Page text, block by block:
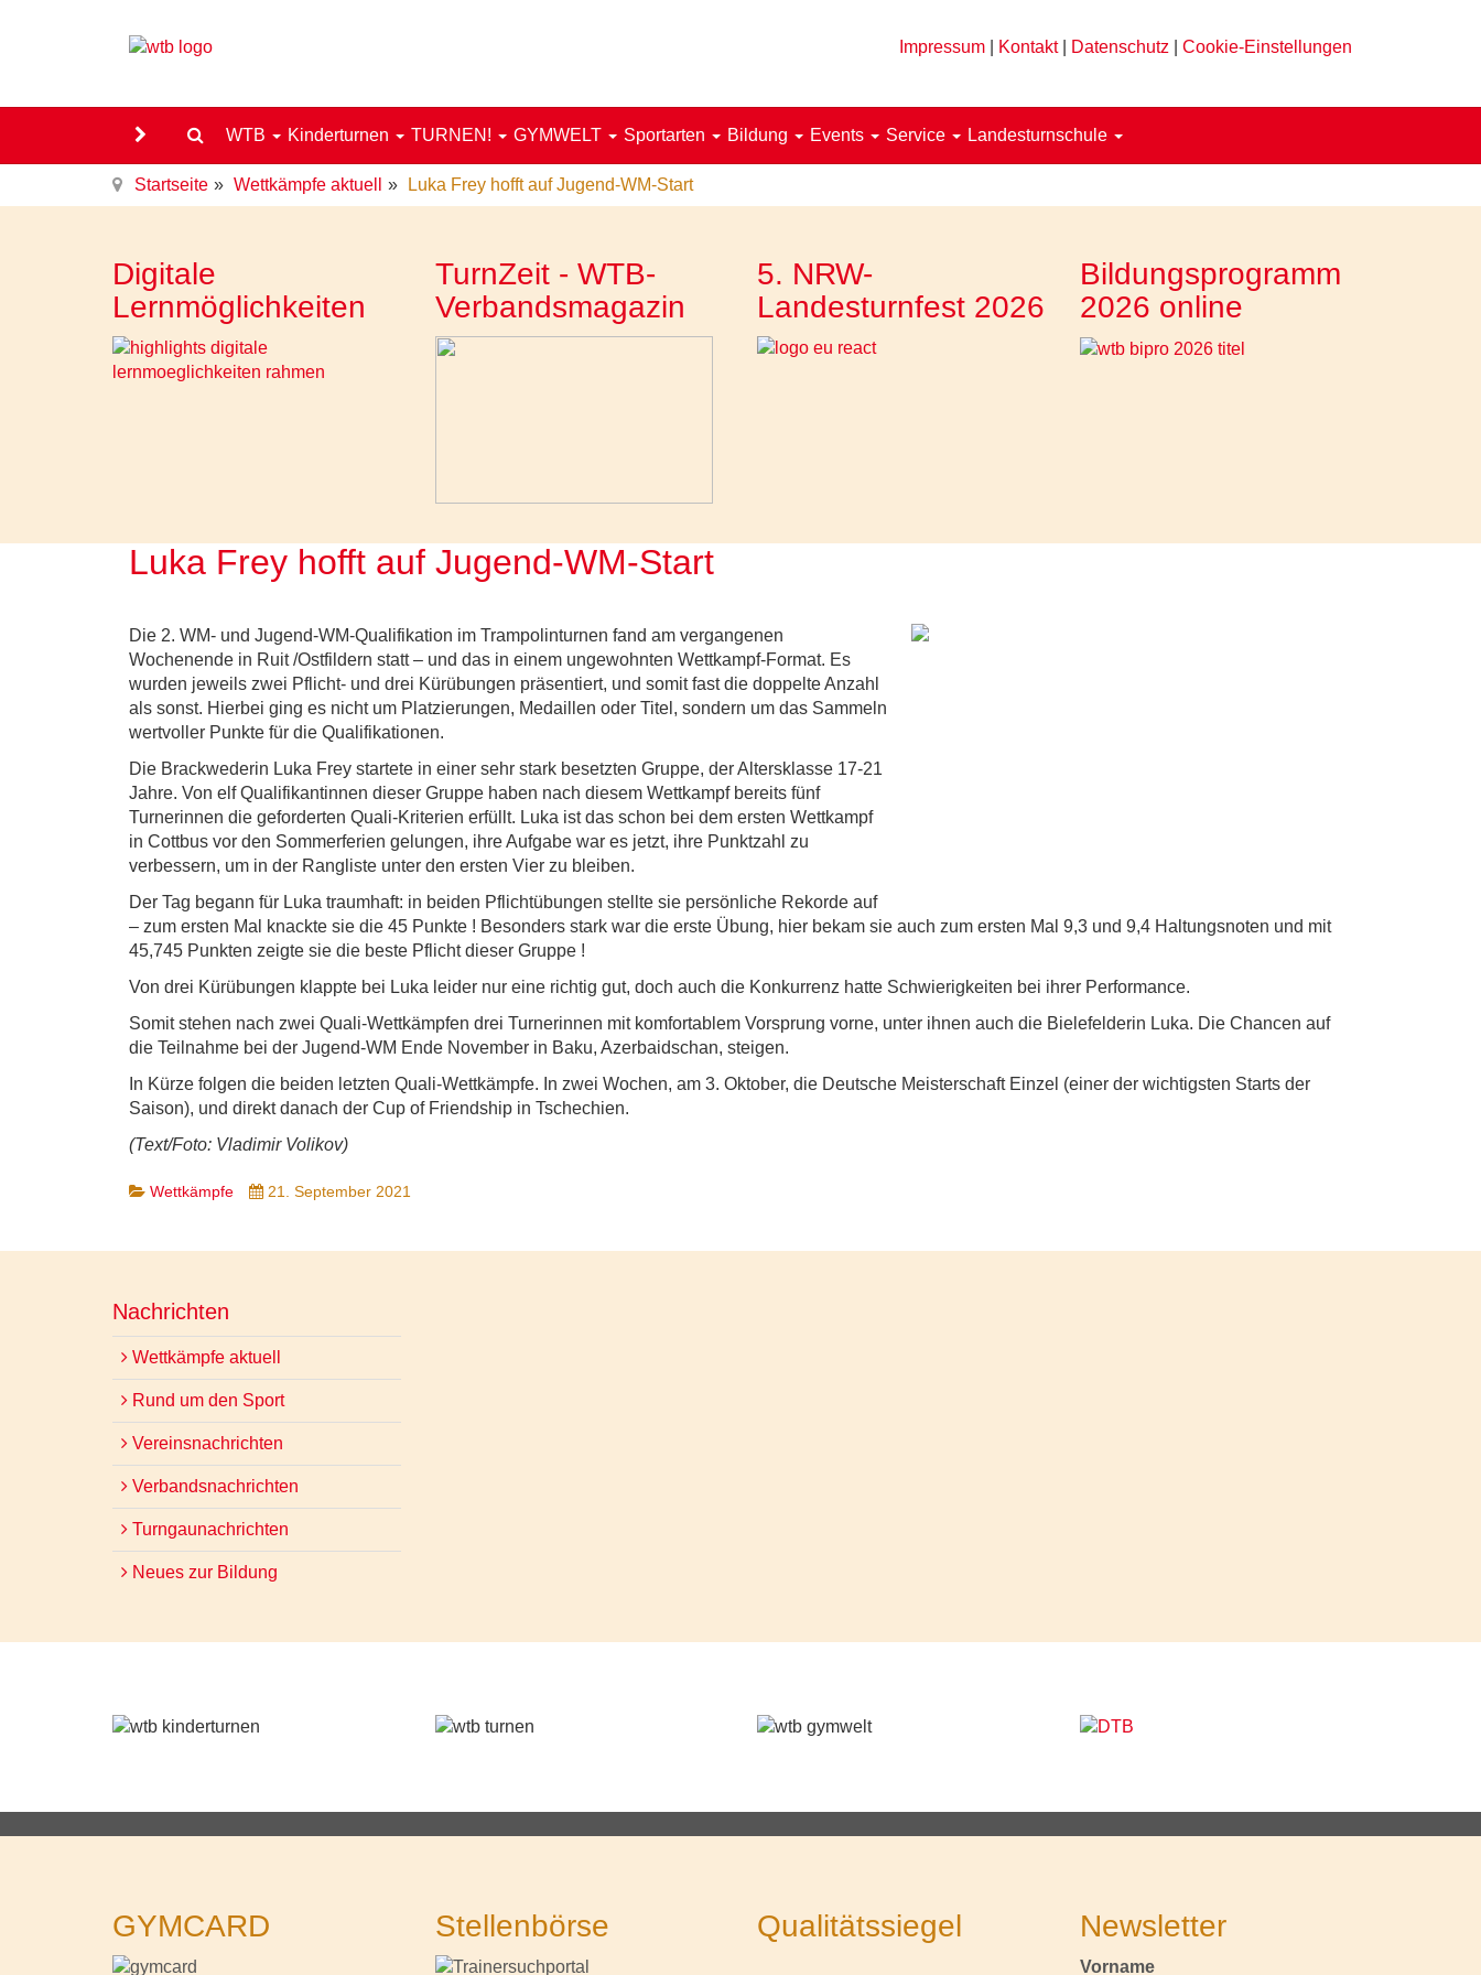
Impressum Kontakt| Datenschutz Cookie-Einstellungen
WTB Kinderturnen TURNEN! GYMWELT Sportarten Bildung Events Service Landesturnschule
Startseite Wettkämpfe aktuell Luka Frey hofft auf Jugend-WM-Start
Digitale
Lernmöglichkeiten
TurnZeit - WTB-
Verbandsmagazin
5. NRW-
Landesturnfest 2026
Bildungsprogramm
2026 online
Luka Frey hofft auf Jugend-WM-Start
Die 2. WM- und Jugend-WM-Qualifikation im Trampolinturnen fand am vergangenen
Wochenende in Ruit /Ostfildern statt – und das in einem ungewohnten Wettkampf-Format. Es
wurden jeweils zwei Pflicht- und drei Kürübungen präsentiert, und somit fast die doppelte Anzahl
als sonst. Hierbei ging es nicht um Platzierungen, Medaillen oder Titel, sondern um das Sammeln
wertvoller Punkte für die Qualifikationen.
Die Brackwederin Luka Frey startete in einer sehr stark besetzten Gruppe, der Altersklasse 17-21
Jahre. Von elf Qualifikantinnen dieser Gruppe haben nach diesem Wettkampf bereits fünf
Turnerinnen die geforderten Quali-Kriterien erfüllt. Luka ist das schon bei dem ersten Wettkampf
in Cottbus vor den Sommerferien gelungen, ihre Aufgabe war es jetzt, ihre Punktzahl zu
verbessern, um in der Rangliste unter den ersten Vier zu bleiben.
Der Tag begann für Luka traumhaft: in beiden Pflichtübungen stellte sie persönliche Rekorde auf
– zum ersten Mal knackte sie die 45 Punkte ! Besonders stark war die erste Übung, hier bekam sie auch zum ersten Mal 9,3 und 9,4 Haltungsnoten und mit
45,745 Punkten zeigte sie die beste Pflicht dieser Gruppe !
Von drei Kürübungen klappte bei Luka leider nur eine richtig gut, doch auch die Konkurrenz hatte Schwierigkeiten bei ihrer Performance.
Somit stehen nach zwei Quali-Wettkämpfen drei Turnerinnen mit komfortablem Vorsprung vorne, unter ihnen auch die Bielefelderin Luka. Die Chancen auf
die Teilnahme bei der Jugend-WM Ende November in Baku, Azerbaidschan, steigen.
In Kürze folgen die beiden letzten Quali-Wettkämpfe. In zwei Wochen, am 3. Oktober, die Deutsche Meisterschaft Einzel (einer der wichtigsten Starts der
Saison), und direkt danach der Cup of Friendship in Tschechien.
(Text/Foto: Vladimir Volikov)
Wettkämpfe 21. September 2021
Nachrichten
Wettkämpfe aktuell
Rund um den Sport
Vereinsnachrichten
Verbandsnachrichten
Turngaunachrichten
Neues zur Bildung
GYMCARD Stellenbörse Qualitätssiegel Newsletter
Vorname